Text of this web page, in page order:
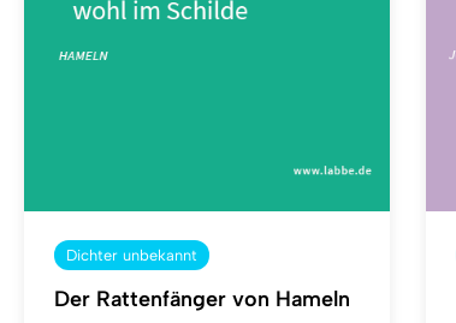
Dichter unbekannt
Der Rattenfänger von Hameln